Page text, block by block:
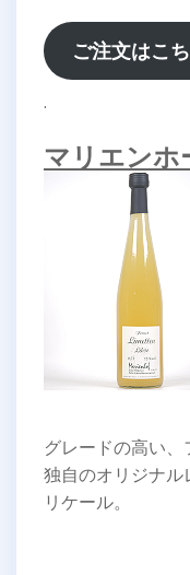
ご注文はこ
.
マリエンホ
グレードの高い、
独自のオリジナ
リケール。